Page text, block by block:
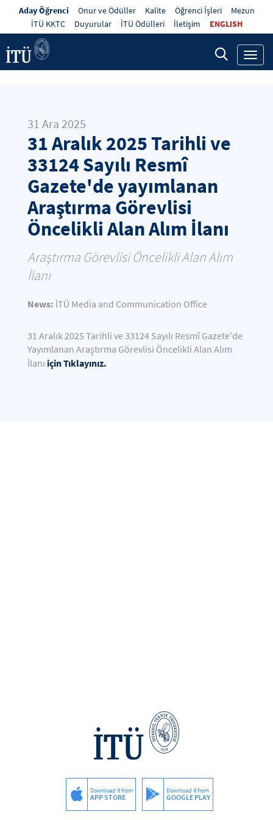
Aday Öğrenci Onur ve Ödüller Kalite Öğrenci İşleri
Mezun
İTÜ KKTC
Duyurular İTÜ Ödülleri İletişim ENGLISH
31 Ara 2025
31 Aralık 2025 Tarihli ve
33124 Sayılı Resmî
Gazete'de yayımlanan
Araştırma Görevlisi
Öncelikli Alan Alım İlanı
Araştırma Görevlisi Öncelikli Alan Alım
İlanı
News: İTÜ Media and Communication Office
31 Aralık 2025 Tarihli ve 33124 Sayılı Resmî Gazete'de
Yayımlanan Araştırma Görevlisi Öncelikli Alan Alım
İlanı için Tıklayınız.
Download it from
APP STORE
Download it from
GOOGLE PLAY